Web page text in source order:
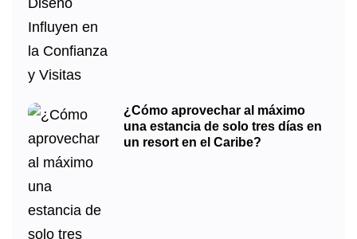
¿Cómo aprovechar al máximo
una estancia de solo tres días en
un resort en el Caribe?